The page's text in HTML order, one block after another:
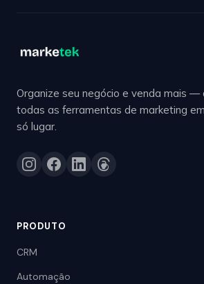
Organize seu negócio e venda mais —
todas as ferramentas de marketing
só lugar.
PRODUTO
CRM
Automação